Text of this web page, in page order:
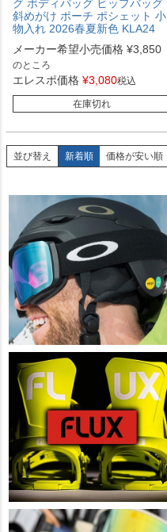
グ ボディバッグ ヒップバッグ
斜めがけ ポーチ ポシェット 小
物入れ 2026春夏新色 KLA24
メーカー希望小売価格 ¥3,850
のところ
エレスポ価格 ¥3,080税込
在庫切れ
並び替え 新着順 価格が安い順